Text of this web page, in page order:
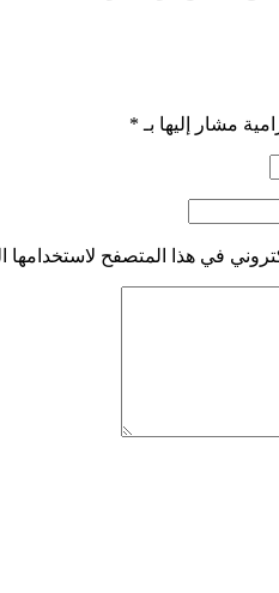
مشار إليها بـ *
في هذا المتصفح لاستخدامها